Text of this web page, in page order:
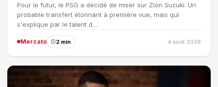
Pour le futur, le PSG a décidé de miser sur Zion Suzuki. Un
probable transfert étonnant à première vue, mais qui
s'explique par le talent d…
Mercato 2 min 4 août 2026